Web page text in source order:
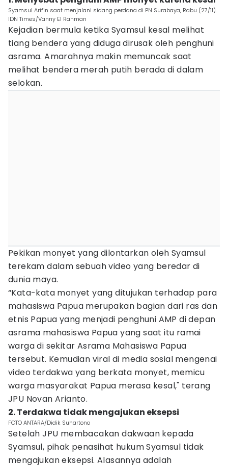
Syamsul Arifin saat menjalani sidang perdana di PN Surabaya, Rabu (27/11).
IDN Times/Vanny El Rahman
Kejadian bermula ketika Syamsul kesal melihat
tiang bendera yang diduga dirusak oleh penghuni
asrama. Amarahnya makin memuncak saat
melihat bendera merah putih berada di dalam
selokan.
Pekikan monyet yang dilontarkan oleh Syamsul
terekam dalam sebuah video yang beredar di
dunia maya.
“Kata-kata monyet yang ditujukan terhadap para
mahasiswa Papua merupakan bagian dari ras dan
etnis Papua yang menjadi penghuni AMP di depan
asrama mahasiswa Papua yang saat itu ramai
warga di sekitar Asrama Mahasiswa Papua
tersebut. Kemudian viral di media sosial mengenai
video terdakwa yang berkata monyet, memicu
warga masyarakat Papua merasa kesal," terang
JPU Novan Arianto.
2. Terdakwa tidak mengajukan eksepsi
FOTO ANTARA/Didik Suhartono
Setelah JPU membacakan dakwaan kepada
Syamsul, pihak penasihat hukum Syamsul tidak
mengajukan eksepsi. Alasannya adalah